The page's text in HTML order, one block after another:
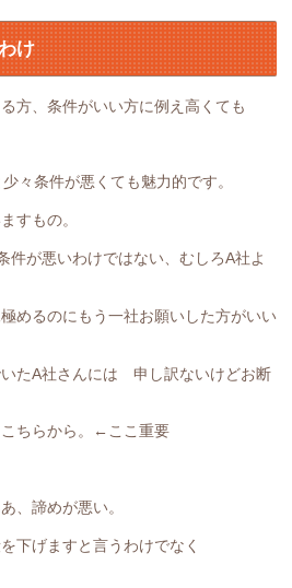
け
方、条件がいい方に例え高くても
々条件が悪くても魅力的です。
すもの。
件が悪いわけではない、むしろA社よ
めるのにもう一社お願いした方がいい
たA社さんには 申し訳ないけどお断
ちらから。←ここ重要
、諦めが悪い。
下げますと言うわけでなく